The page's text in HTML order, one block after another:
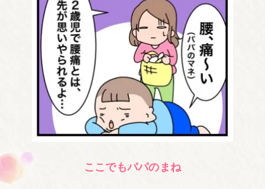
ここでもパパのまね